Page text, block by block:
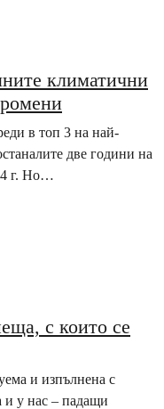
климатични
в топ 3 на най-
две години на
г. Но…
с които се
и изпълнена с
и у нас – падащи